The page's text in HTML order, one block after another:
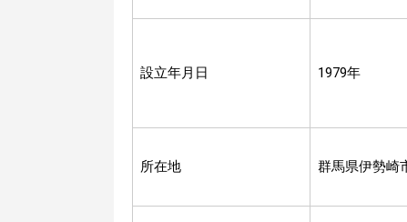
設立年月日 1979年
所在地 群馬県伊勢崎